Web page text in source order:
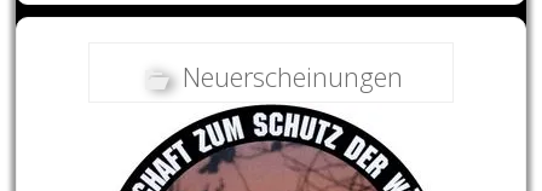
Neuerscheinungen